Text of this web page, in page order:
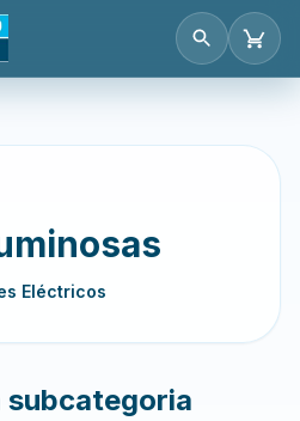
Eléctricos
subcategoria